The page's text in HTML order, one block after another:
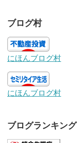
ブログ村
にほんブログ村
にほんブログ村
ブログランキング